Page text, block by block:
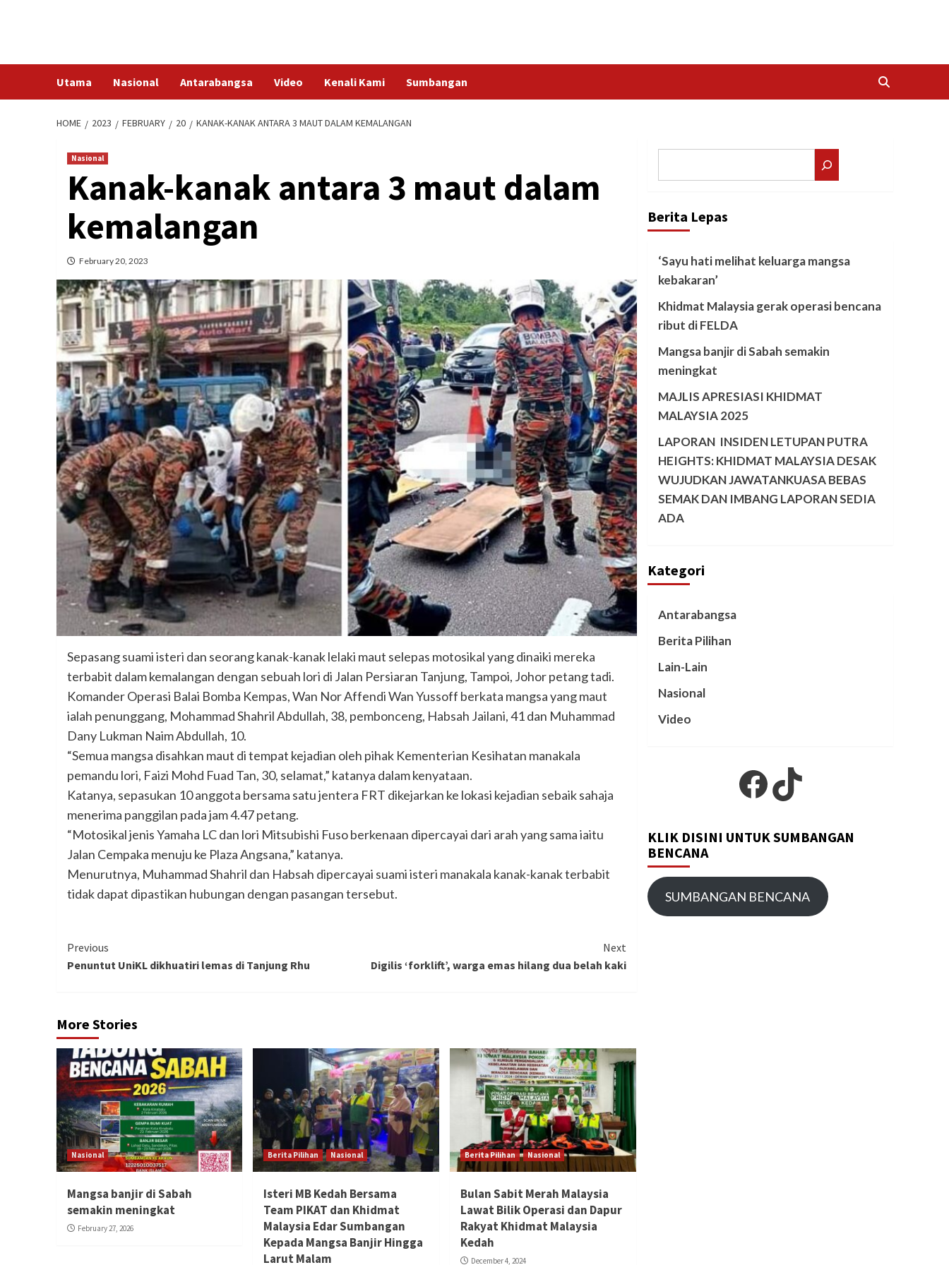
Utama Nasional Antarabangsa Video Kenali Kami Sumbangan
HOME 2023 FEBRUARY 20 KANAK-KANAK ANTARA 3 MAUT DALAM KEMALANGAN
Nasional
Kanak-kanak antara 3 maut dalam
kemalangan
February 20, 2023
Sepasang suami isteri dan seorang kanak-kanak lelaki maut selepas motosikal yang dinaiki mereka
terbabit dalam kemalangan dengan sebuah lori di Jalan Persiaran Tanjung, Tampoi, Johor petang tadi.
Komander Operasi Balai Bomba Kempas, Wan Nor Affendi Wan Yussoff berkata mangsa yang maut
ialah penunggang, Mohammad Shahril Abdullah, 38, pembonceng, Habsah Jailani, 41 dan Muhammad
Dany Lukman Naim Abdullah, 10.
“Semua mangsa disahkan maut di tempat kejadian oleh pihak Kementerian Kesihatan manakala
pemandu lori, Faizi Mohd Fuad Tan, 30, selamat,” katanya dalam kenyataan.
Katanya, sepasukan 10 anggota bersama satu jentera FRT dikejarkan ke lokasi kejadian sebaik sahaja
menerima panggilan pada jam 4.47 petang.
“Motosikal jenis Yamaha LC dan lori Mitsubishi Fuso berkenaan dipercayai dari arah yang sama iaitu
Jalan Cempaka menuju ke Plaza Angsana,” katanya.
Menurutnya, Muhammad Shahril dan Habsah dipercayai suami isteri manakala kanak-kanak terbabit
tidak dapat dipastikan hubungan dengan pasangan tersebut.
Continue
Reading
Previous
Penuntut UniKL dikhuatiri lemas di Tanjung Rhu
Next
Digilis ‘forklift’, warga emas hilang dua belah kaki
More Stories
Nasional
Mangsa banjir di Sabah
semakin meningkat
February 27, 2026
Berita Pilihan Nasional
Isteri MB Kedah Bersama
Team PIKAT dan Khidmat
Malaysia Edar Sumbangan
Kepada Mangsa Banjir Hingga
Larut Malam
Berita Pilihan Nasional
Bulan Sabit Merah Malaysia
Lawat Bilik Operasi dan Dapur
Rakyat Khidmat Malaysia
Kedah
December 4, 2024
Berita Lepas
‘Sayu hati melihat keluarga mangsa
kebakaran’
Khidmat Malaysia gerak operasi bencana
ribut di FELDA
Mangsa banjir di Sabah semakin
meningkat
MAJLIS APRESIASI KHIDMAT
MALAYSIA 2025
LAPORAN INSIDEN LETUPAN PUTRA
HEIGHTS: KHIDMAT MALAYSIA DESAK
WUJUDKAN JAWATANKUASA BEBAS
SEMAK DAN IMBANG LAPORAN SEDIA
ADA
Kategori
Antarabangsa
Berita Pilihan
Lain-Lain
Nasional
Video
Facebook
TikTok
KLIK DISINI UNTUK SUMBANGAN
BENCANA
SUMBANGAN BENCANA